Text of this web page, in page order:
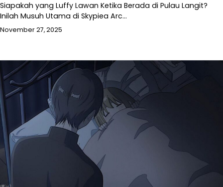
Siapakah yang Luffy Lawan Ketika Berada di Pulau Langit?
Inilah Musuh Utama di Skypiea Arc…
November 27, 2025